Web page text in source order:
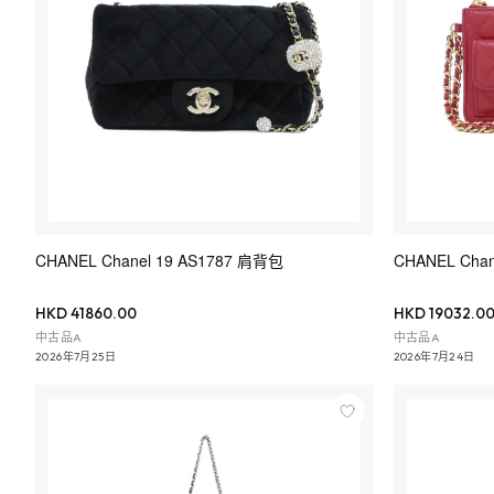
CHANEL Chanel 19 AS1787 肩背包
HKD 41860.00
中古品A
2026年7月25日
CHANEL
HKD 19032.00
中古品A
2026年7月24日